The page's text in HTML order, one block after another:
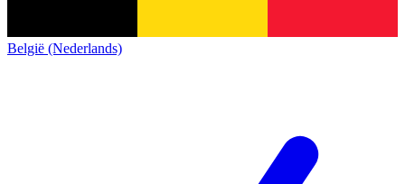
België (Nederlands)